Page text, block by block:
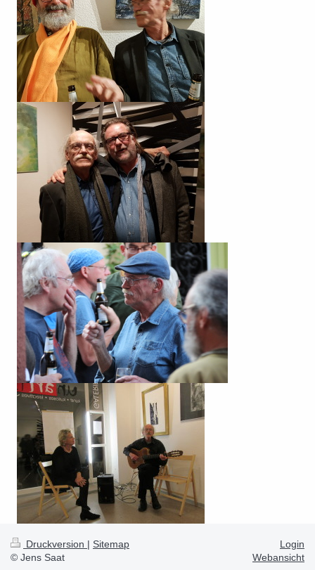
Druckversion | Sitemap
© Jens Saat
Login
Webansicht